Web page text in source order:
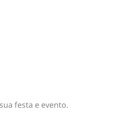
festa e evento.